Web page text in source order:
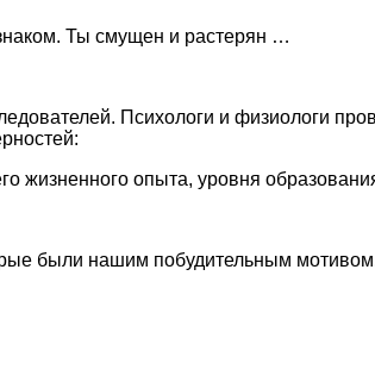
Ты смущен и растерян …
Психологи и физиологи
жизненного опыта, уровня
были нашим побудительным